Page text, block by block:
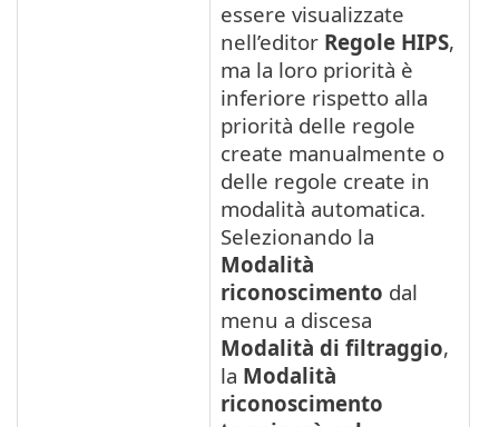
essere visualizzate
nell’editor Regole HIPS,
ma la loro priorità è
inferiore rispetto alla
priorità delle regole
create manualmente o
delle regole create in
modalità automatica.
Selezionando la
Modalità
riconoscimento dal
menu a discesa
Modalità di filtraggio,
la Modalità
riconoscimento